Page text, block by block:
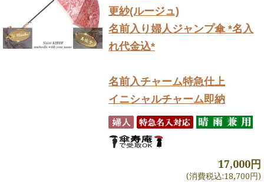
更紗(ルージュ)
名前入り婦人ジャンプ傘 *名入
れ代金込*
名前入チャーム特急仕上
イニシャルチャーム即納
17,000円
(消費税込:18,700円)